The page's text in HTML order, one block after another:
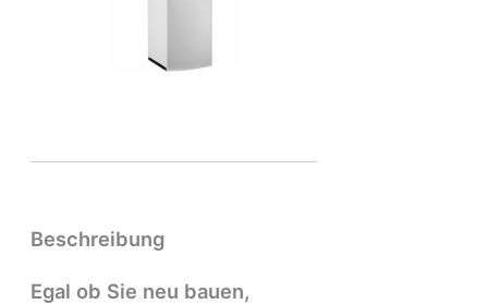
Beschreibung
Egal ob Sie neu bauen,